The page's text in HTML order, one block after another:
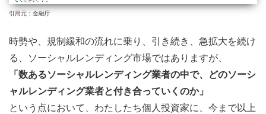
引用元：金融庁
時勢や、規制緩和の流れに乗り、引き続き、急拡大を続け
る、ソーシャルレンディング市場ではありますが、
「数あるソーシャルレンディング業者の中で、どのソーシ
ャルレンディング業者と付き合っていくのか」
という点において、わたしたち個人投資家に、今まで以上